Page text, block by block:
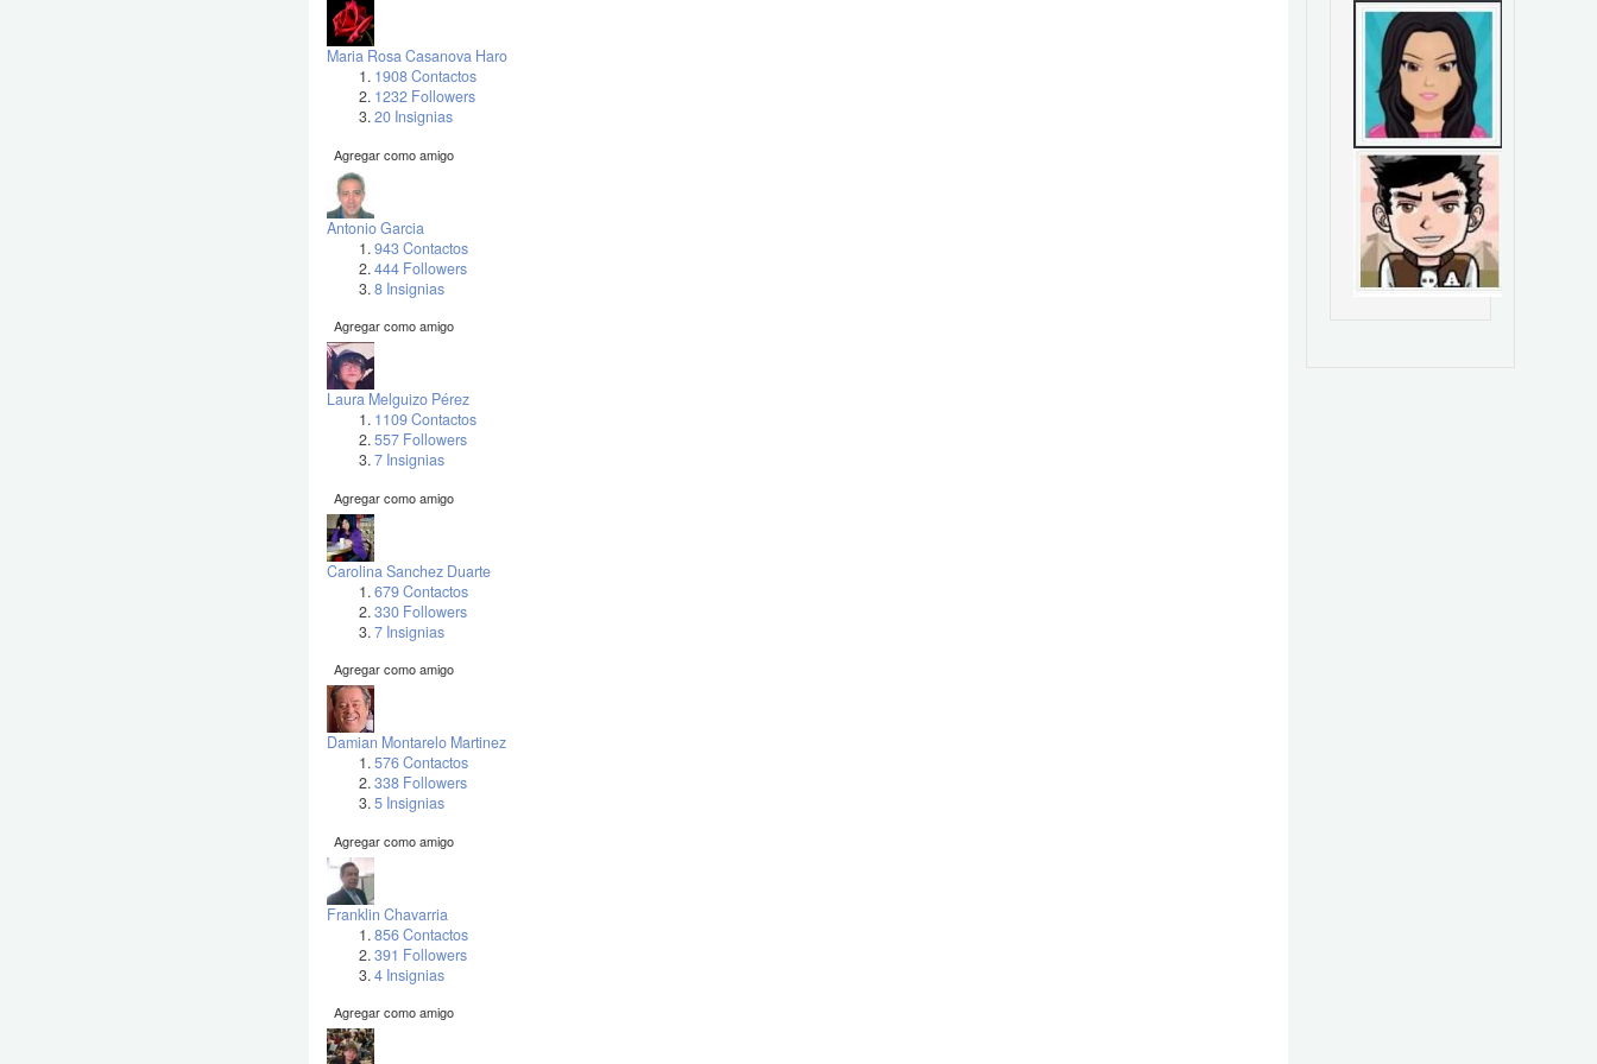
Maria Rosa Casanova Haro
1908 Contactos
1232 Followers
20 Insignias
Agregar como amigo
Antonio Garcia
943 Contactos
444 Followers
8 Insignias
Agregar como amigo
Laura Melguizo Pérez
1109 Contactos
557 Followers
7 Insignias
Agregar como amigo
Carolina Sanchez Duarte
679 Contactos
330 Followers
7 Insignias
Agregar como amigo
Damian Montarelo Martinez
576 Contactos
338 Followers
5 Insignias
Agregar como amigo
Franklin Chavarria
856 Contactos
391 Followers
4 Insignias
Agregar como amigo